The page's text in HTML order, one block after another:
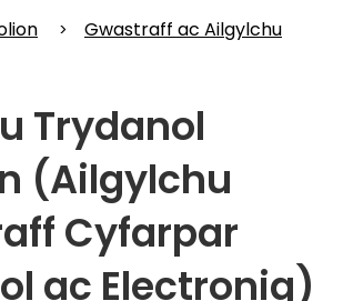
Gwastraff ac Ailgylchu
Trydanol
(Ailgylchu
Cyfarpar
ac Electronig)